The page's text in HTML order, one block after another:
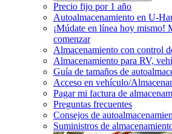
Precio fijo por 1 año
Autoalmacenamiento en U-
¡Múdate en línea hoy mismo!
comenzar
Almacenamiento con control
Almacenamiento para RV,
Guía de tamaños de
Acceso en vehículo/
Pagar mi factura de
Preguntas frecuentes
Consejos de
Suministros de